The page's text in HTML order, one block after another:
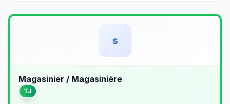
s
Magasinier / Magasinière
TJ